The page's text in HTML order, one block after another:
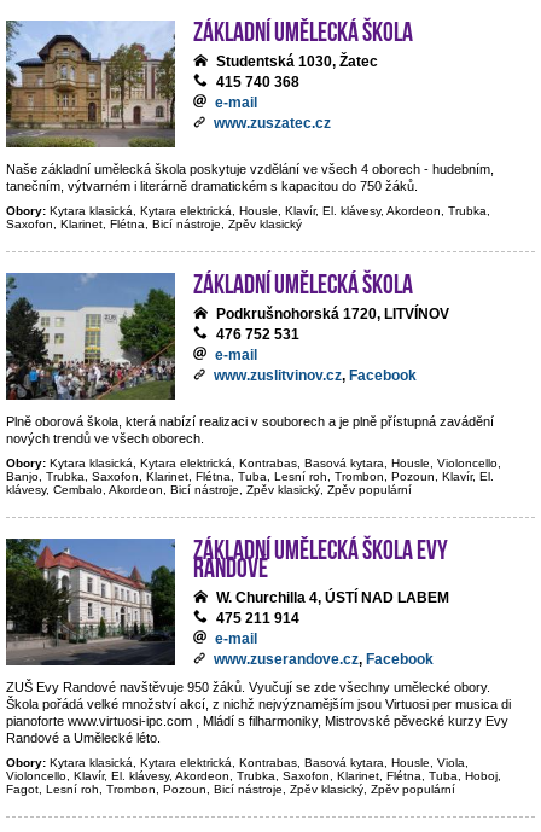
Základní umělecká škola
Studentská 1030, Žatec
415 740 368
e-mail
www.zuszatec.cz
Naše základní umělecká škola poskytuje vzdělání ve všech 4 oborech - hudebním,
tanečním, výtvarném i literárně dramatickém s kapacitou do 750 žáků.
Obory: Kytara klasická, Kytara elektrická, Housle, Klavír, El. klávesy, Akordeon, Trubka,
Saxofon, Klarinet, Flétna, Bicí nástroje, Zpěv klasický
Základní umělecká škola
Podkrušnohorská 1720, LITVÍNOV
476 752 531
e-mail
www.zuslitvinov.cz, Facebook
Plně oborová škola, která nabízí realizaci v souborech a je plně přístupná zavádění
nových trendů ve všech oborech.
Obory: Kytara klasická, Kytara elektrická, Kontrabas, Basová kytara, Housle, Violoncello,
Banjo, Trubka, Saxofon, Klarinet, Flétna, Tuba, Lesní roh, Trombon, Pozoun, Klavír, El.
klávesy, Cembalo, Akordeon, Bicí nástroje, Zpěv klasický, Zpěv populární
Základní umělecká škola Evy
Randové
W. Churchilla 4, ÚSTÍ NAD LABEM
475 211 914
e-mail
www.zuserandove.cz, Facebook
ZUŠ Evy Randové navštěvuje 950 žáků. Vyučují se zde všechny umělecké obory.
Škola pořádá velké množství akcí, z nichž nejvýznamějším jsou Virtuosi per musica di
pianoforte www.virtuosi-ipc.com , Mládí s filharmoniky, Mistrovské pěvecké kurzy Evy
Randové a Umělecké léto.
Obory: Kytara klasická, Kytara elektrická, Kontrabas, Basová kytara, Housle, Viola,
Violoncello, Klavír, El. klávesy, Akordeon, Trubka, Saxofon, Klarinet, Flétna, Tuba, Hoboj,
Fagot, Lesní roh, Trombon, Pozoun, Bicí nástroje, Zpěv klasický, Zpěv populární